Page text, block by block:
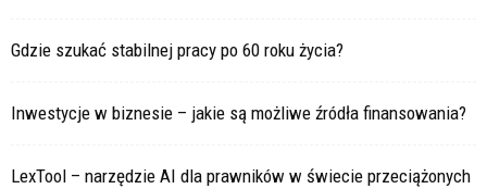
Gdzie szukać stabilnej pracy po 60 roku życia?
Inwestycje w biznesie – jakie są możliwe źródła finansowania?
LexTool – narzędzie AI dla prawników w świecie przeciążonych